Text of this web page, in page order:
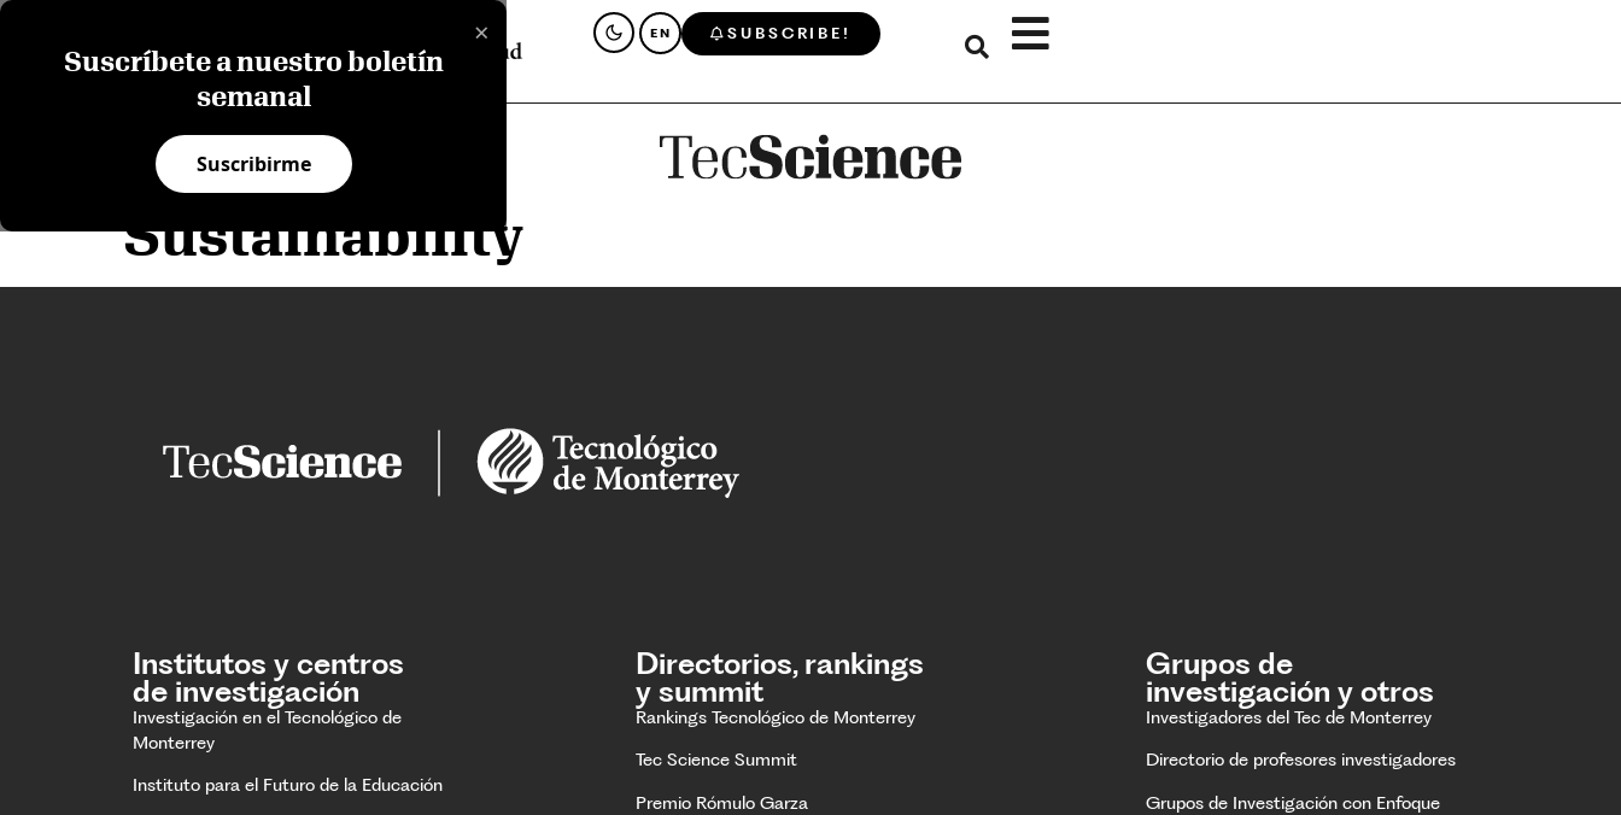
×
Suscríbete a nuestro boletín
semanal
Suscribirme
EN SUBSCRIBE!
Sustainability
Institutos y centros
de investigación
Investigación en el Tecnológico de
Monterrey
Instituto para el Futuro de la Educación
Directorios, rankings
y summit
Rankings Tecnológico de Monterrey
Tec Science Summit
Premio Rómulo Garza
Grupos de
investigación y otros
Investigadores del Tec de Monterrey
Directorio de profesores investigadores
Grupos de Investigación con Enfoque